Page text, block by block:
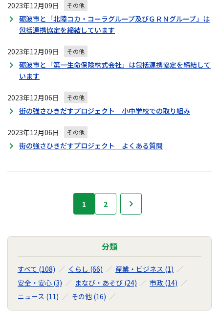
2023年12月09日 その他
砺波市と「北陸コカ・コーラグループ及びＧＲＮグループ」は
包括連携協定を締結しています
2023年12月09日 その他
砺波市と「第一生命保険株式会社」は包括連携協定を締結して
います
2023年12月06日 その他
街の強さひきだすプロジェクト 小中学校での取り組み
2023年12月06日 その他
街の強さひきだすプロジェクト よくある質問
の
ョ
1 2
分類
すべて (108) くらし (66)
産業・ビジネス (1)
安全・安心 (3)
まなび・あそび (24)
市政 (14)
ニュース (11)
その他 (16)